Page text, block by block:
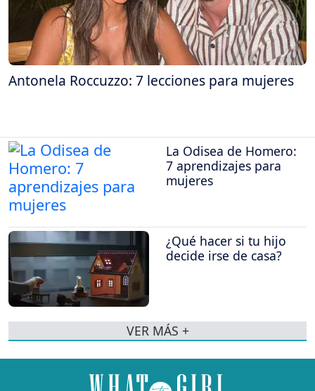
Antonela Roccuzzo: 7 lecciones para mujeres
La Odisea de Homero:
7 aprendizajes para
mujeres
¿Qué hacer si tu hijo
decide irse de casa?
VER MÁS +